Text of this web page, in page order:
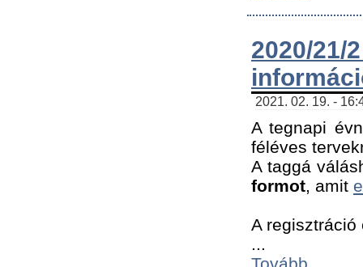
2020/
2021. 02. 19. -
A tegnapi
féléves
A taggá
formot, amit
A
...